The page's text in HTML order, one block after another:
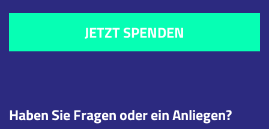
Haben Sie Fragen oder ein Anliegen?
JETZT SPENDEN